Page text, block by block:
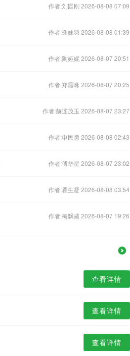
作者:刘园刚 2026-08-08 07:09
作者:逄妹羽 2026-08-08 01:39
作者:陶娅妮 2026-08-07 20:51
作者:郑霞咏 2026-08-07 20:25
作者:赫连茂玉 2026-08-07 23:27
作者:申民勇 2026-08-08 02:43
作者:傅华星 2026-08-07 23:02
作者:瞿生凝 2026-08-08 03:54
作者:梅飘盛 2026-08-07 19:26
查看详情
查看详情
查看详情